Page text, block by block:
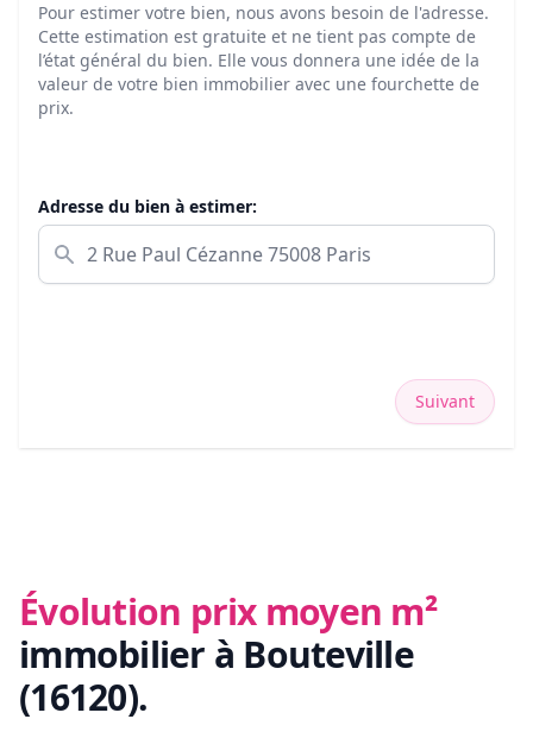
Pour estimer votre bien, nous avons besoin de l'adresse.
Cette estimation est gratuite et ne tient pas compte de
l’état général du bien. Elle vous donnera une idée de la
valeur de votre bien immobilier avec une fourchette de
prix.
Adresse du bien à estimer:
Suivant
Évolution prix moyen m²
immobilier à Bouteville
(16120).